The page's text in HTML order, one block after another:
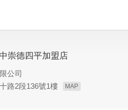
崇德四平加盟店
公司
路2段136號1樓
MAP